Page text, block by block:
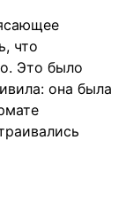
что
Это было
она была